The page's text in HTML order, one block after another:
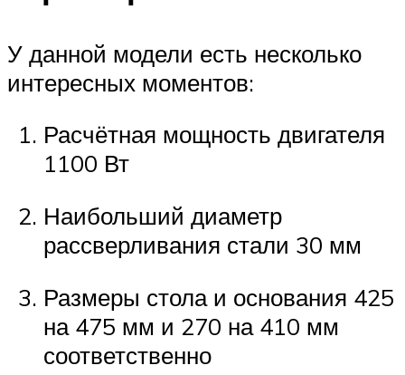
У данной модели есть несколько
интересных моментов:
Расчётная мощность двигателя
1100 Вт
Наибольший диаметр
рассверливания стали 30 мм
Размеры стола и основания 425
на 475 мм и 270 на 410 мм
соответственно